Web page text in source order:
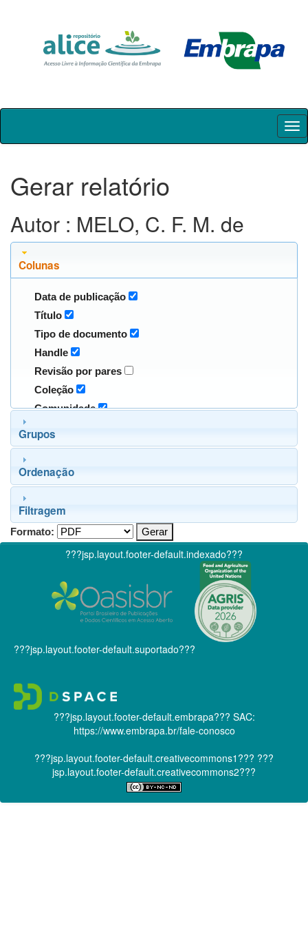
Skip
Gerar relatório
Autor : MELO, C. F. M. de
Colunas
Data de publicação
Título
Tipo de documento
Handle
Revisão por pares
Coleção
Comunidade
Grupos
Ordenação
Filtragem
Formato:
???jsp.layout.footer-default.indexado???
???jsp.layout.footer-default.suportado???
???jsp.layout.footer-default.embrapa??? SAC:
https://www.embrapa.br/fale-conosco
???jsp.layout.footer-default.creativecommons1??? ???
jsp.layout.footer-default.creativecommons2???